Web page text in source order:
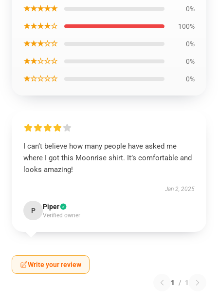
★★★★★ 0%
★★★★☆ 100%
★★★☆☆ 0%
★★☆☆☆ 0%
★☆☆☆☆ 0%
I can’t believe how many people have asked me
where I got this Moonrise shirt. It’s comfortable and
looks amazing!
Jan 2, 2025
P Piper
Verified owner
Write your review
1 / 1